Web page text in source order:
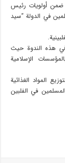
ضمن أولویات رئیس
في الدولة “سید
هذه الندوة حیث
الإسلامیة
المواد الغذائیة
في الفلبین